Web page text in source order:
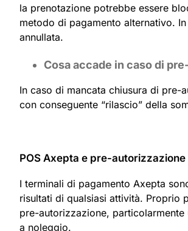
la prenotazione potrebbe essere
metodo di pagamento alternativo.
annullata.
Cosa accade in caso di
In caso di mancata chiusura di pre-
con conseguente “rilascio” della
POS Axepta e pre-autorizzazione
I terminali di pagamento Axepta
risultati di qualsiasi attività. Proprio
pre-autorizzazione,
a noleggio.